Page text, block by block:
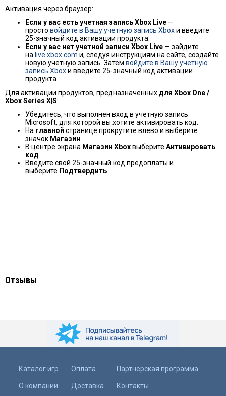
Активация через браузер:
Если у вас есть учетная запись Xbox Live —
просто войдите в Вашу учетную запись Xboxи введите
25-значный код активации продукта.
Если у вас нет учетной записи Xbox Live — зайдите
на live.xbox.com и, следуя инструкциям на сайте, создайте
новую учетную запись. Затем войдите в Вашу учетную
запись Xboxи введите 25-значный код активации
продукта.
Для активации продуктов, предназначенных для Xbox One /
Xbox Series X|S:
Убедитесь, что выполнен вход в учетную запись
Microsoft, для которой вы хотите активировать код.
На главной странице прокрутите влево и выберите
значок Магазин.
В центре экрана Магазин Xboxвыберите Активировать
код.
Введите свой 25-значный код предоплаты и
выберите Подтвердить.
Отзывы
Каталог игр
О компании
Оплата
Доставка
Партнерская программа
Контакты